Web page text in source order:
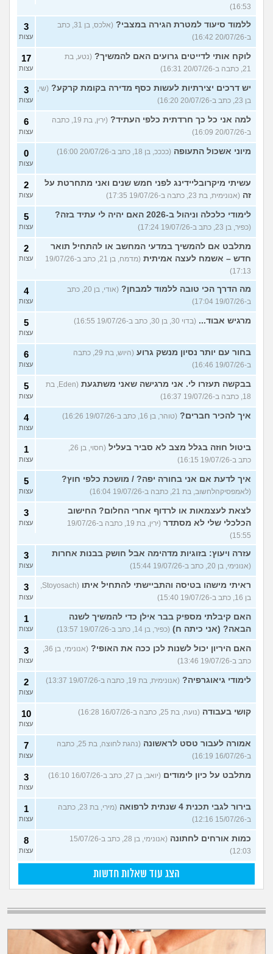
16:53)
ללמוד סיעוד למטרת הגירה במצבי?
(אלכס, בן 31, כתב
ב-20/07/26 16:42)
3
עצות
לוקח אותי לדייטים גרועים האם להמשיך? (נטע, בת
21, כתבה ב-20/07/26 16:31)
17
עצות
יש דרכים יצירתיות לעשות כסף מדירה בקומת קרקע? (שי,
בן 23, כתב ב-20/07/26 16:20)
3
עצות
למה אני כל כך חרדתית כלפי העתיד?
(ירין, בת 19, כתבה
ב-20/07/26 16:09)
6
עצות
מיוני אשכול התעופה (ככככ, בן 18, כתב ב-20/07/26 16:00) 0
עצות
עשיתי מיקרובליידינג לפני חמש שנים ואני מתחרטת על
זה (אנונימית, בת 23, כתבה ב-19/07/26 17:35)
2
עצות
לימודי כלכלה וניהול ב-2026 האם יהיה לי עתיד בזה?
(כפיר, בן 23, כתב ב-19/07/26 17:24)
5
עצות
מתלבט אם להמשיך במדעי המחשב או להתחיל תואר
חדש – אשמח לעצה אמיתית
(מדמח, בן 21, כתב ב-19/07/26
17:13)
2
עצות
מה הדרך הכי טובה ללמוד למבחן?
(אודי, בן 20, כתב
ב-19/07/26 17:04)
4
עצות
מרגיש אבוד... (בדוי 30, בן 30, כתב ב-19/07/26 16:55) 5
עצות
בחור עם יותר נסיון מנשק גרוע
(היוש, בת 29, כתבה
ב-19/07/26 16:46)
6
עצות
בבקשה תעזרו לי. אני מרגישה שאני משתגעת
(Eden, בת
18, כתבה ב-19/07/26 16:37)
5
עצות
איך להכיר חברים? (טוהר, בן 16, כתב ב-19/07/26 16:26) 4
עצות
ביטול חוזה בגלל מצב לא סביר בעליל
(חסוי, בן 26,
כתב ב-19/07/26 16:15)
1
עצות
איך לדעת אם אני בחורה יפה? / מושכת כלפי חוץ?
(לאמפסיקהלחשוב, בת 21, כתבה ב-19/07/26 16:04)
5
עצות
לצאת לעצמאות או לרדוף אחרי החלום? החישוב
הכלכלי שלי לא מסתדר
(ירין, בת 19, כתבה ב-19/07/26
15:55)
3
עצות
עזרה ויעוץ: בזוגיות מדהימה אבל חושק בבנות אחרות
(אנונימי, בן 20, כתב ב-19/07/26 15:44)
3
עצות
ראיתי מישהו בטיסה והתביישתי להתחיל איתו
(Stoyosach,
בן 16, כתב ב-19/07/26 15:40)
3
עצות
האם קיבלתי מספיק בבר אילן כדי להמשיך לשנה
הבאה? (אני כיתה ח) (כפיר, בן 14, כתב ב-19/07/26 13:57)
1
עצות
האם היריון יכול לשנות לכן ככה את האופי?
(אנונימי, בן 36,
כתב ב-19/07/26 13:46)
3
עצות
לימודי גיאוגרפיה? (אנונימית, בת 19, כתבה ב-19/07/26 13:37) 2
עצות
קושי בעבודה (נועה, בת 25, כתבה ב-16/07/26 16:28) 10
עצות
אמורה לעבור טסט לראשונה
(נהגת לחוצה, בת 25, כתבה
ב-16/07/26 16:19)
7
עצות
מתלבט על כיון לימודים (יואב, בן 27, כתב ב-16/07/26 16:10) 3
עצות
בירור לגבי תכנית 4 שנתית לרפואה
(מירי, בת 23, כתבה
ב-15/07/26 12:16)
1
עצות
כמות אורחים לחתונה
(אנונימי, בן 28, כתב ב-15/07/26
12:03)
8
עצות
הצג עוד שאלות חדשות